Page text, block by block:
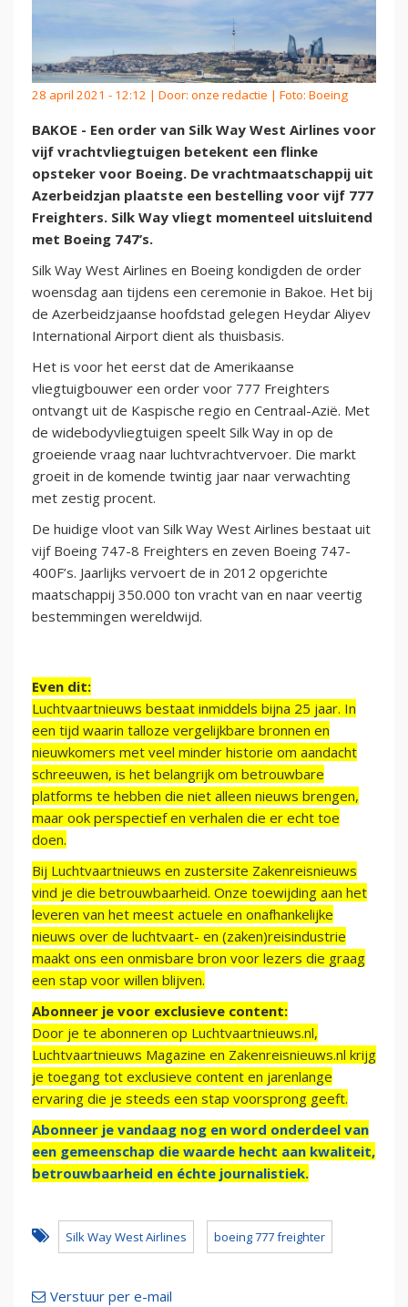
28 april 2021 - 12:12 | Door: onze redactie | Foto: Boeing
BAKOE - Een order van Silk Way West Airlines voor
vijf vrachtvliegtuigen betekent een flinke
opsteker voor Boeing. De vrachtmaatschappij uit
Azerbeidzjan plaatste een bestelling voor vijf 777
Freighters. Silk Way vliegt momenteel uitsluitend
met Boeing 747’s.
Silk Way West Airlines en Boeing kondigden de order
woensdag aan tijdens een ceremonie in Bakoe. Het bij
de Azerbeidzjaanse hoofdstad gelegen Heydar Aliyev
International Airport dient als thuisbasis.
Het is voor het eerst dat de Amerikaanse
vliegtuigbouwer een order voor 777 Freighters
ontvangt uit de Kaspische regio en Centraal-Azië. Met
de widebodyvliegtuigen speelt Silk Way in op de
groeiende vraag naar luchtvrachtvervoer. Die markt
groeit in de komende twintig jaar naar verwachting
met zestig procent.
De huidige vloot van Silk Way West Airlines bestaat uit
vijf Boeing 747-8 Freighters en zeven Boeing 747-
400F’s. Jaarlijks vervoert de in 2012 opgerichte
maatschappij 350.000 ton vracht van en naar veertig
bestemmingen wereldwijd.
Even dit:
Luchtvaartnieuws bestaat inmiddels bijna 25 jaar. In
een tijd waarin talloze vergelijkbare bronnen en
nieuwkomers met veel minder historie om aandacht
schreeuwen, is het belangrijk om betrouwbare
platforms te hebben die niet alleen nieuws brengen,
maar ook perspectief en verhalen die er echt toe
doen.
Bij Luchtvaartnieuws en zustersite Zakenreisnieuws
vind je die betrouwbaarheid. Onze toewijding aan het
leveren van het meest actuele en onafhankelijke
nieuws over de luchtvaart- en (zaken)reisindustrie
maakt ons een onmisbare bron voor lezers die graag
een stap voor willen blijven.
Abonneer je voor exclusieve content:
Door je te abonneren op Luchtvaartnieuws.nl,
Luchtvaartnieuws Magazine en Zakenreisnieuws.nl krijg
je toegang tot exclusieve content en jarenlange
ervaring die je steeds een stap voorsprong geeft.
Abonneer je vandaag nog en word onderdeel van
een gemeenschap die waarde hecht aan kwaliteit,
betrouwbaarheid en échte journalistiek.
Silk Way West Airlines boeing 777 freighter
Verstuur per e-mail